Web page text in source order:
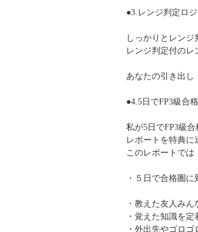
●3.レンジ判定ロ
しっかりとレンジ
レンジ判定付のレ
あなたの引き出し
●4.5日でFP3級合
私が5日でFP3級
レポートを特典に
このレポートでは
・５日で合格圏
・教えた友人み
・覚えた知識を
・外出先やゴロ